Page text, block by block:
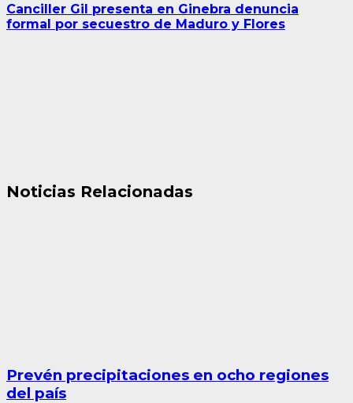
Canciller Gil presenta en Ginebra denuncia
formal por secuestro de Maduro y Flores
Noticias Relacionadas
Prevén precipitaciones en ocho regiones
del país